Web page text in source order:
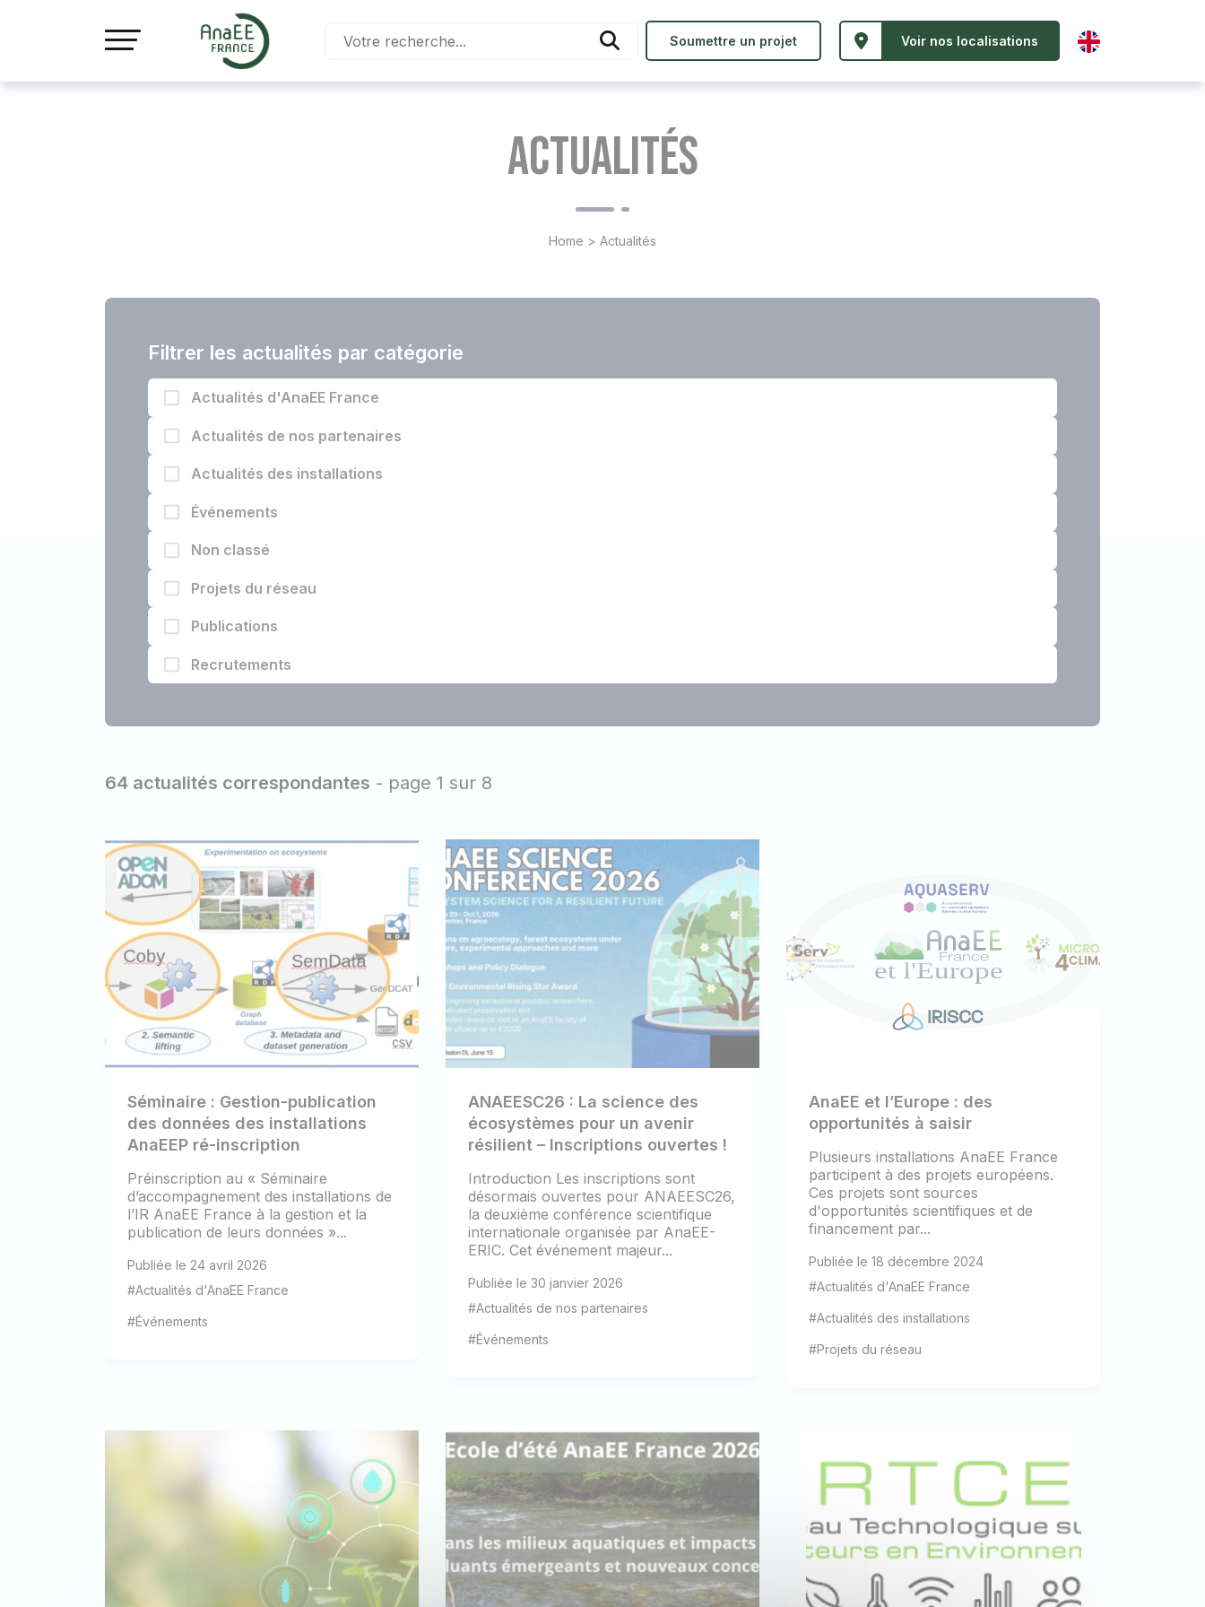
Soumettre un projet Voir nos localisations
Actualités
Home > Actualités
Filtrer les actualités par catégorie
Actualités d'AnaEE France
Actualités de nos partenaires
Actualités des installations
Événements
Non classé
Projets du réseau
Publications
Recrutements
64 actualités correspondantes - page 1 sur 8
Séminaire : Gestion-publication
des données des installations
AnaEEP ré-inscription
Préinscription au « Séminaire
d’accompagnement des installations de
l’IR AnaEE France à la gestion et la
publication de leurs données »...
Publiée le 24 avril 2026
#Actualités d'AnaEE France
#Événements
ANAEESC26 : La science des
écosystèmes pour un avenir
résilient – Inscriptions ouvertes !
Introduction Les inscriptions sont
désormais ouvertes pour ANAEESC26,
la deuxième conférence scientifique
internationale organisée par AnaEE-
ERIC. Cet événement majeur...
Publiée le 30 janvier 2026
#Actualités de nos partenaires
#Événements
AnaEE et l’Europe : des
opportunités à saisir
Plusieurs installations AnaEE France
participent à des projets européens.
Ces projets sont sources
d'opportunités scientifiques et de
financement par...
Publiée le 18 décembre 2024
#Actualités d'AnaEE France
#Actualités des installations
#Projets du réseau